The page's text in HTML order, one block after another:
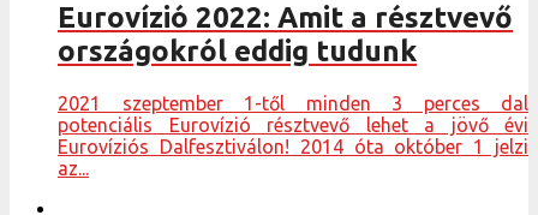
Eurovízió 2022: Amit a résztvevő
országokról eddig tudunk
2021 szeptember 1-től minden 3 perces dal
potenciális Eurovízió résztvevő lehet a jövő évi
Eurovíziós Dalfesztiválon! 2014 óta október 1 jelzi
az...